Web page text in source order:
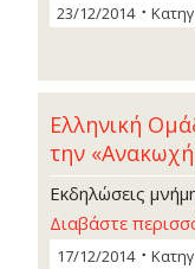
23/12/2014
Ελληνική
την
Εκδηλώσεις
Διαβάστε
17/12/2014